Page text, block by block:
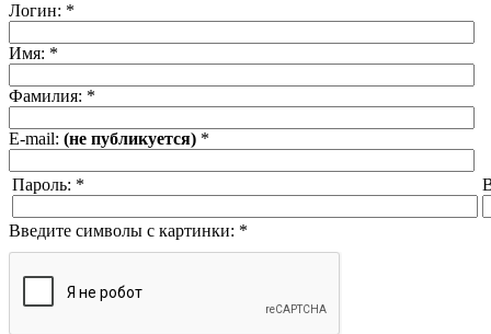
Логин: *
Имя: *
Фамилия: *
E-mail: (не публикуется) *
Пароль: *
Введите символы с картинки: *